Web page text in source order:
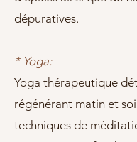
dépuratives.
* Yoga:
Yoga thérapeutique
régénérant matin et
techniques de